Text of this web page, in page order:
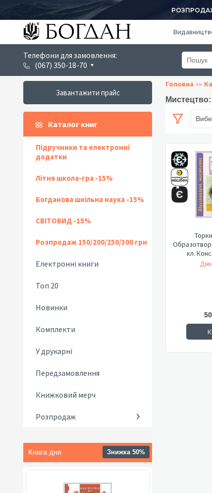
РОЗПРОДАЖ
Телефони для замовлення:
(067) 350-18-70
Завантажити прайс
Каталог книг
Підручники та електронні
додатки
Літня школа-гра -15%
Богданова шкільна наука -15%
СВІТОВИД -15%
Розпродаж 150/200/250/300 грн
Електронні книги
Топ 20
Новинки
Комплекти
У друкарні
Передзамовлення
Книжковий мерч
Розпродаж
Книга дня Знижка 50%
Головна
кл.